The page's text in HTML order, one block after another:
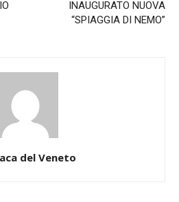
INAUGURATO NUOVA
“SPIAGGIA DI NEMO”
del Veneto